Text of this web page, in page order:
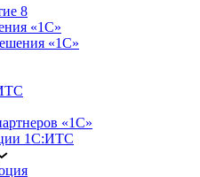
8
«1С»
«1С»
«1С»
1С:ИТС